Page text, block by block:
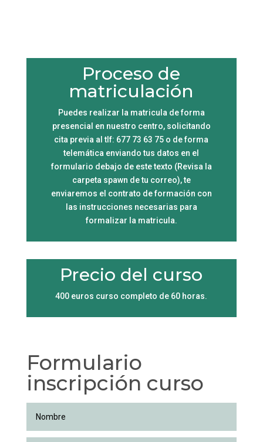
Proceso de
matriculación
Puedes realizar la matricula de forma
presencial en nuestro centro, solicitando
cita previa al tlf: 677 73 63 75 o de forma
telemática enviando tus datos en el
formulario debajo de este texto (Revisa la
carpeta spawn de tu correo), te
enviaremos el contrato de formación con
las instrucciones necesarias para
formalizar la matricula.
Precio del curso
400 euros curso completo de 60 horas.
Formulario
inscripción curso